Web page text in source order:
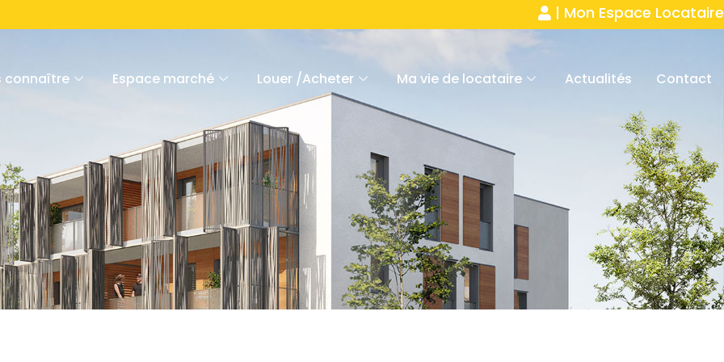
| Mon Espace Locataire
connaître Espace marché Louer /Acheter Ma vie de locataire Actualités Contact